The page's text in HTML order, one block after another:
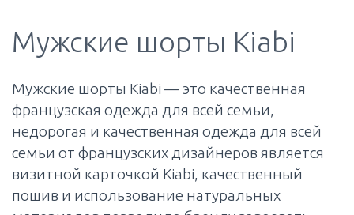
Мужские шорты Kiabi
Мужские шорты Kiabi — это качественная
французская одежда для всей семьи,
недорогая и качественная одежда для всей
семьи от французских дизайнеров является
визитной карточкой Kiabi, качественный
пошив и использование натуральных